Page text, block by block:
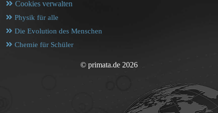
Cookies verwalten
Physik für alle
Die Evolution des Menschen
Chemie für Schüler
© primata.de 2026